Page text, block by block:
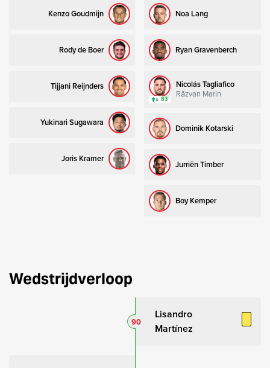
Kenzo Goudmijn
Rody de Boer
Tijjani Reijnders
Yukinari Sugawara
Joris Kramer
Noa Lang
Ryan Gravenberch
Nicolás Tagliafico
Răzvan Marin
83’
Dominik Kotarski
Jurriën Timber
Boy Kemper
Wedstrijdverloop
Lisandro
Martínez
90